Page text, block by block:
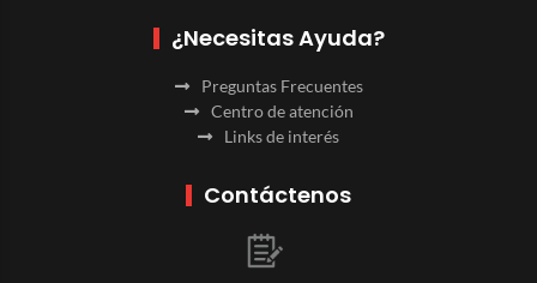
¿Necesitas Ayuda?
Preguntas Frecuentes
Centro de atención
Links de interés
Contáctenos